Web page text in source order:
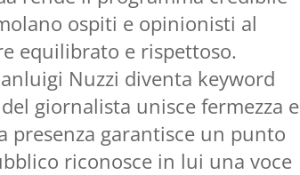
ospiti e opinionisti al
equilibrato e rispettoso.
Nuzzi diventa keyword
giornalista unisce fermezza e
presenza garantisce un punto
riconosce in lui una voce